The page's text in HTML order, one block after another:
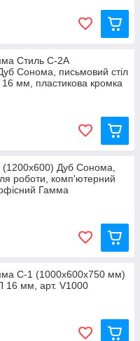
Стиль С-2А
Сонома, письмовий стіл
мм, пластикова кромка
(1200x600) Дуб Сонома,
роботи, комп'ютерний
Гамма
С-1 (1000x600x750 мм)
мм, арт. V1000